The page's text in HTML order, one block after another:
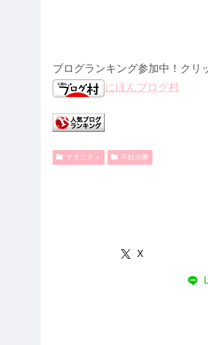
ブログランキング参加中！クリ
にほんブログ村
マタニティ 不妊治療
X